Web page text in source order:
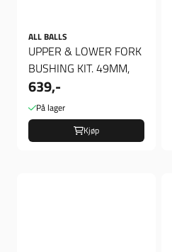
ALL BALLS
UPPER & LOWER FORK
BUSHING KIT. 49MM,
639,-
På lager
Kjøp